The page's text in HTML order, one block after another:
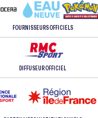
FOURNISSEURS OFFICIELS
DIFFUSEUR OFFICIEL